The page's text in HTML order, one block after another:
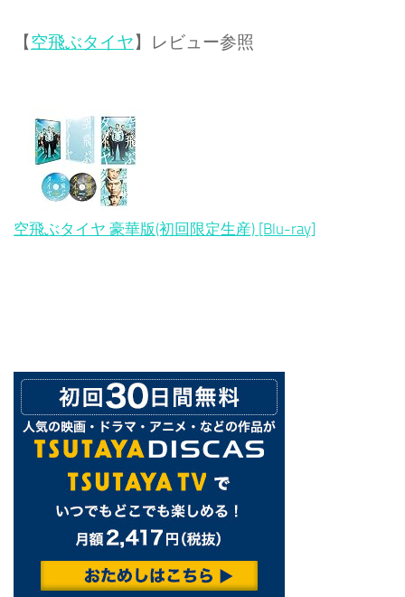
【空飛ぶタイヤ】レビュー参照
空飛ぶタイヤ 豪華版(初回限定生産) [Blu-ray]